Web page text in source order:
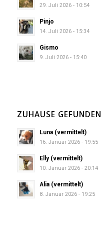
29. Juli 2026 - 10:54
Pinjo
14. Juli 2026 - 15:34
Gismo
9. Juli 2026 - 15:40
ZUHAUSE GEFUNDEN
Luna (vermittelt)
16. Januar 2026 - 19:55
Elly (vermittelt)
10. Januar 2026 - 20:14
Alia (vermittelt)
8. Januar 2026 - 19:25